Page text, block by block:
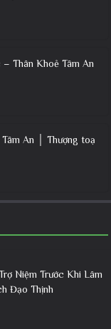
Thân Khoẻ Tâm An
An │ Thượng toạ
Niệm Trước Khi Lâm
Đạo Thịnh